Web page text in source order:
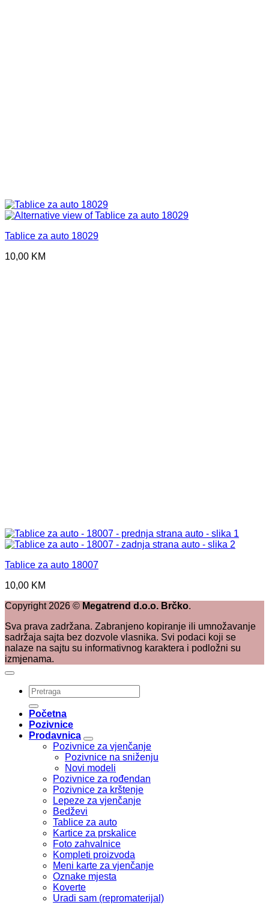
Tablice za auto 18029
10,00 KM
Tablice za auto 18007
10,00 KM
Copyright2026 © Megatrend d.o.o. Brčko.
Sva prava zadržana. Zabranjeno kopiranje ili umnožavanje
sadržaja sajta bez dozvole vlasnika. Svi podaci koji se
nalaze na sajtu su informativnog karaktera i podložni su
izmjenama.
Pretraži:
Početna
Pozivnice
Prodavnica
Pozivnice za vjenčanje
Pozivnice na sniženju
Novi modeli
Pozivnice za rođendan
Pozivnice za krštenje
Lepeze za vjenčanje
Bedževi
Tablice za auto
Kartice za prskalice
Foto zahvalnice
Kompleti proizvoda
Meni karte za vjenčanje
Oznake mjesta
Koverte
Uradi sam (repromaterijal)